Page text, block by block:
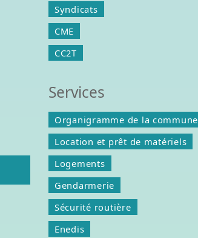
Syndicats
CME
CC2T
Services
Organigramme de la commune
Location et prêt de matériels
Logements
Gendarmerie
Sécurité routière
Enedis